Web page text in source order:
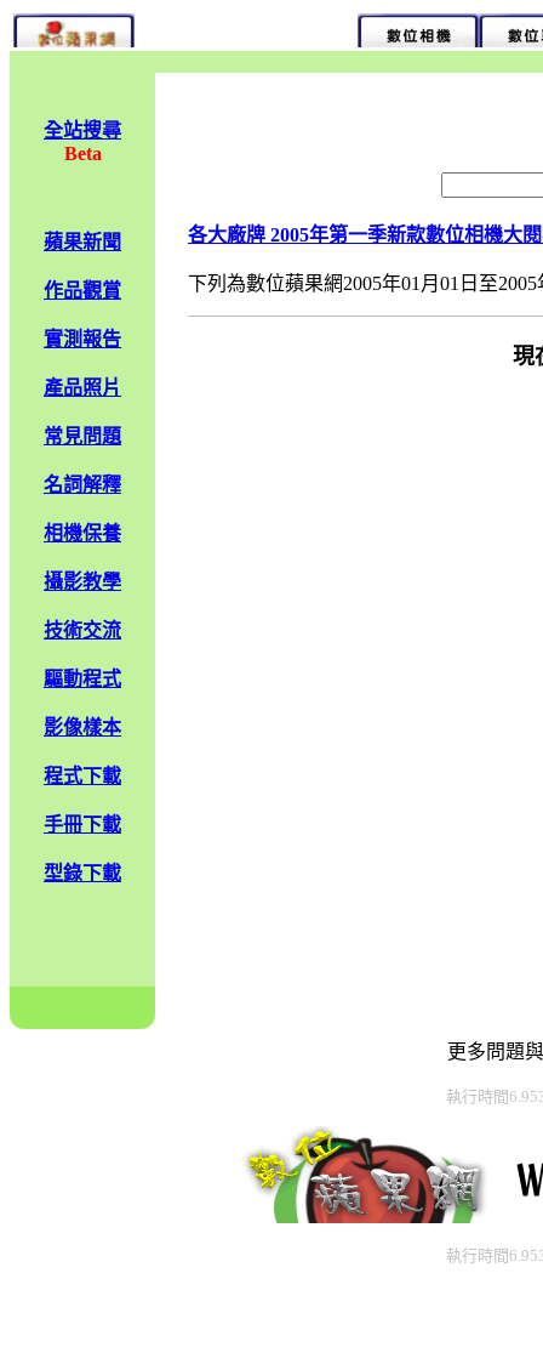
全站搜尋
Beta
蘋果新聞
作品觀賞
實測報告
產品照片
常見問題
名詞解釋
相機保養
攝影教學
技術交流
驅動程式
影像樣本
程式下載
手冊下載
型錄下載
各大廠牌 2005年第一季新款數位相機大
下列為數位蘋果網2005年01月01日至
現
更多問題
執行時間
執行時間